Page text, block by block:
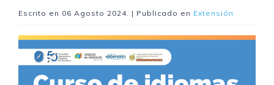
Escrito en 06 Agosto 2024. | Publicado en Extensión